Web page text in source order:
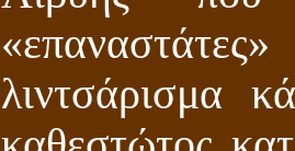
λιντσάρισμα